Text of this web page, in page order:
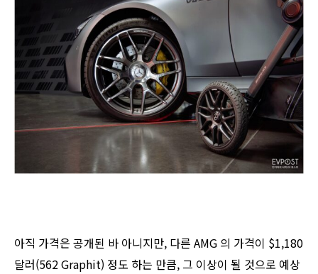
아직 가격은 공개된 바 아니지만, 다른 AMG 의 가격이 $1,180
달러(562 Graphit) 정도 하는 만큼, 그 이상이 될 것으로 예상